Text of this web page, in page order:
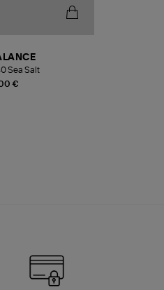
€
Sea Salt